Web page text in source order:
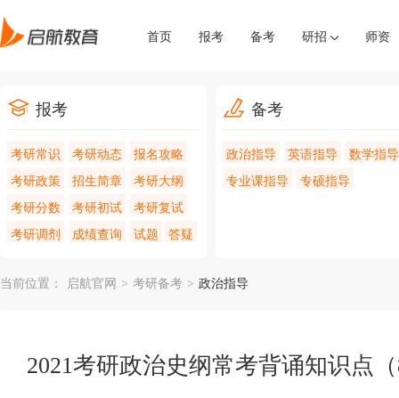
首页 报考 备考 研招 师资
报考
考研常识 考研动态
报名攻略
考研政策
招生简章
考研大纲
考研分数
考研初试
考研复试
考研调剂
成绩查询 试题 答疑
备考
政治指导 英语指导
数学指导
专业课指导
专硕指导
当前位置： 启航官网 > 考研备考 > 政治指导
2021考研政治史纲常考背诵知识点